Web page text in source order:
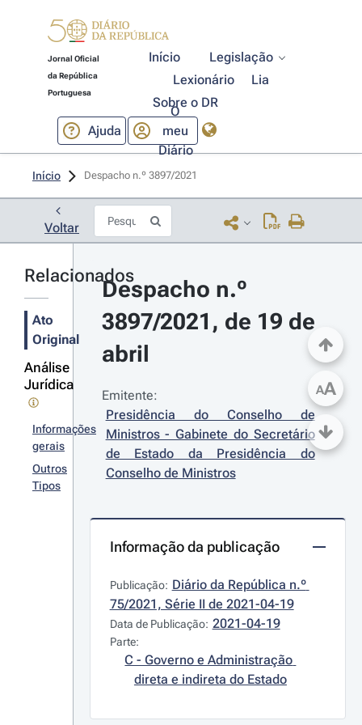
Jornal Oficial
da República
Portuguesa
Início
Legislação
Lexionário
Lia
Sobre o DR
Ajuda
O
meu
Diário
Início Despacho n.º 3897/2021
Voltar
Relacionados
Ato
Original
Análise
Jurídica
Informações
gerais
Outros
Tipos
Despacho n.º
3897/2021, de 19 de
abril
Emitente:
Presidência do Conselho de
Ministros - Gabinete do Secretário
de Estado da Presidência do
Conselho de Ministros
Informação da publicação
Publicação: Diário da República n.º
75/2021, Série II de 2021-04-19
Data de Publicação: 2021-04-19
Parte:
C - Governo e Administração
direta e indireta do Estado
AA